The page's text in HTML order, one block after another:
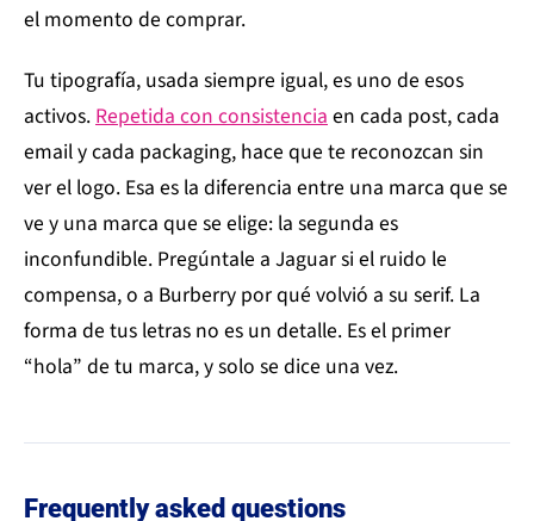
el momento de comprar.
Tu tipografía, usada siempre igual, es uno de esos
activos. Repetida con consistencia en cada post, cada
email y cada packaging, hace que te reconozcan sin
ver el logo. Esa es la diferencia entre una marca que se
ve y una marca que se elige: la segunda es
inconfundible. Pregúntale a Jaguar si el ruido le
compensa, o a Burberry por qué volvió a su serif. La
forma de tus letras no es un detalle. Es el primer
“hola” de tu marca, y solo se dice una vez.
Frequently asked questions